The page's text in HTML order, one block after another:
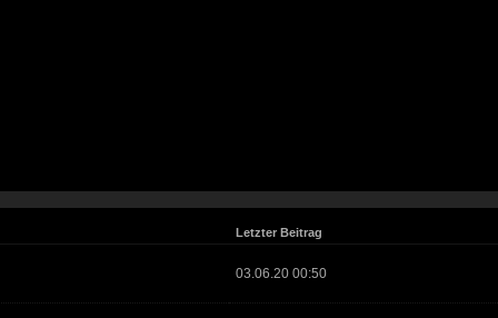
Letzter Beitrag
03.06.20 00:50